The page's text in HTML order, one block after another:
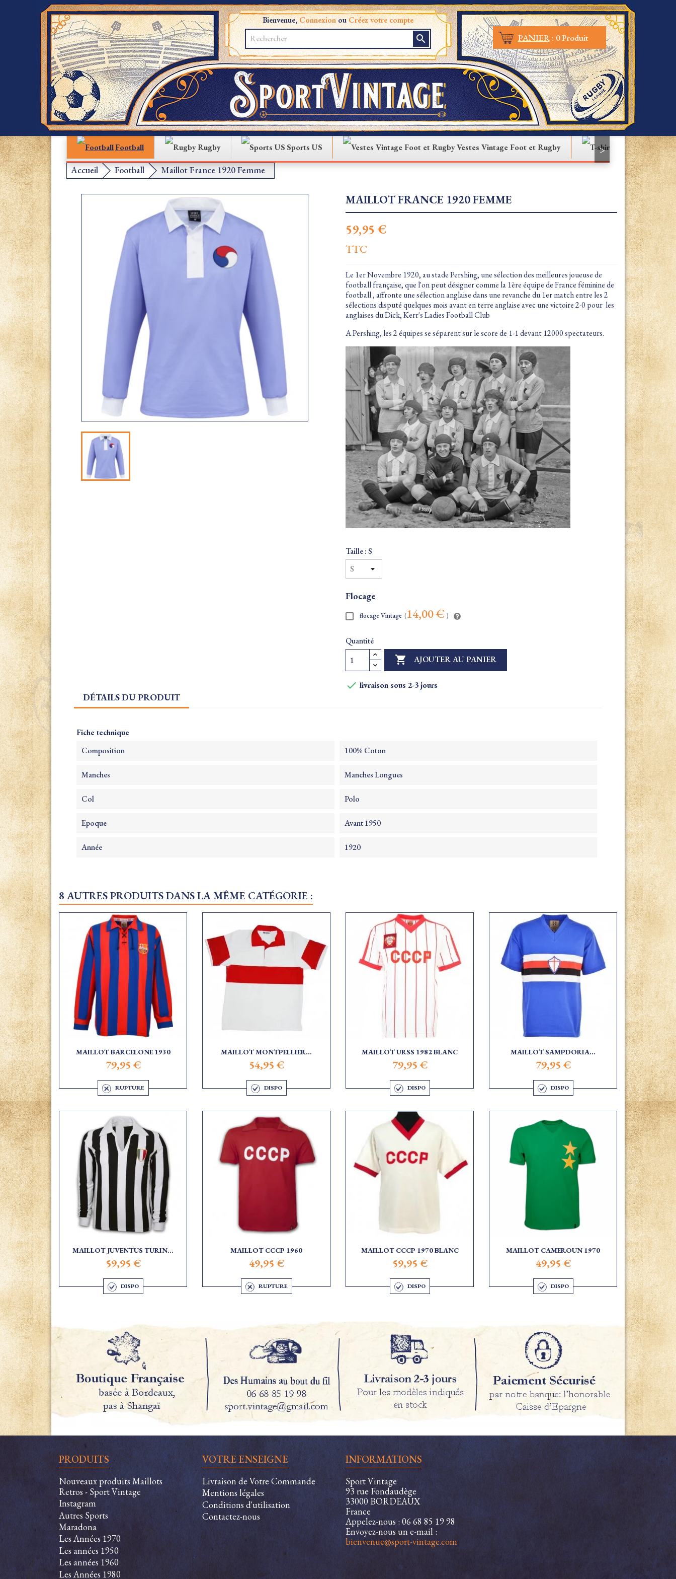
Bienvenue, ConnexionouCréez votre compte
search PANIER: 0 Produit
Football Rugby Sports US Vestes Vintage Foot et Rugby T-shirt
>
Accueil Football Maillot France 1920 Femme
MAILLOT FRANCE 1920 FEMME
59,95 €
TTC
Le 1er Novembre 1920, au stade Pershing, une sélection des meilleures joueuse de
football française, que l'on peut désigner comme la 1ère équipe de France féminine de
football , affronte une sélection anglaise dans une revanche du 1er match entre les 2
sélections disputé quelques mois avant en terre anglaise avec une victoire 2-0 pour les
anglaises du Dick, Kerr's Ladies Football Club
A Pershing, les 2 équipes se séparent sur le score de 1-1 devant 12000 spectateurs.
Taille : S
Flocage
flocage Vintage (14,00 € )
Quantité
 AJOUTER AU PANIER
 livraison sous 2-3 jours
DÉTAILS DU PRODUIT
Fiche technique
Composition 100% Coton
Manches Manches Longues
Col Polo
Epoque Avant 1950
Année 1920
8 AUTRES PRODUITS DANS LA MÊME CATÉGORIE :
MAILLOT BARCELONE 1930
79,95 €
RUPTURE
MAILLOT MONTPELLIER...
54,95 €
DISPO
MAILLOT URSS 1982 BLANC
79,95 €
DISPO
MAILLOT SAMPDORIA...
79,95 €
DISPO
MAILLOT JUVENTUS TURIN...
59,95 €
DISPO
MAILLOT CCCP 1960
49,95 €
RUPTURE
MAILLOT CCCP 1970 BLANC
59,95 €
DISPO
MAILLOT CAMEROUN 1970
49,95 €
DISPO
PRODUITS
Nouveaux produits Maillots
Retros - Sport Vintage
Instagram
Autres Sports
Maradona
Les Années 1970
Les années 1950
Les années 1960
Les Années 1980
VOTRE ENSEIGNE
Livraison de Votre Commande
Mentions légales
Conditions d'utilisation
Contactez-nous
INFORMATIONS
Sport Vintage
93 rue Fondaudège
33000 BORDEAUX
France
Appelez-nous :06 68 85 19 98
Envoyez-nous un e-mail :
bienvenue@sport-vintage.com